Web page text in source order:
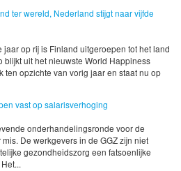
ter wereld, Nederland stijgt naar vijfde
jaar op rij is Finland uitgeroepen tot het land
blijkt uit het nieuwste World Happiness
ten opzichte van vorig jaar en staat nu op
vast op salarisverhoging
onderhandelingsronde voor de
De werkgevers in de GGZ zijn niet
gezondheidszorg een fatsoenlijke